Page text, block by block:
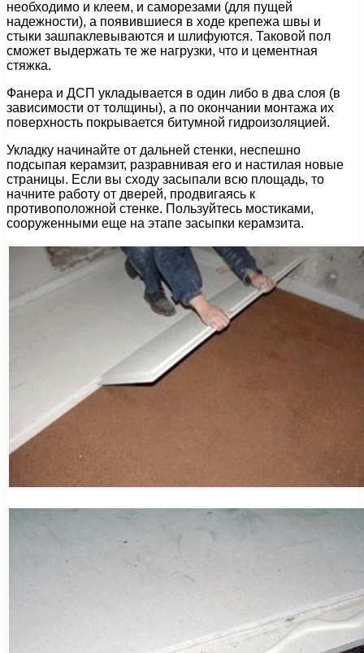
необходимо и клеем, и саморезами (для пущей
надежности), а появившиеся в ходе крепежа швы и
стыки зашпаклевываются и шлифуются. Таковой пол
сможет выдержать те же нагрузки, что и цементная
стяжка.
Фанера и ДСП укладывается в один либо в два слоя (в
зависимости от толщины), а по окончании монтажа их
поверхность покрывается битумной гидроизоляцией.
Укладку начинайте от дальней стенки, неспешно
подсыпая керамзит, разравнивая его и настилая новые
страницы. Если вы сходу засыпали всю площадь, то
начните работу от дверей, продвигаясь к
противоположной стенке. Пользуйтесь мостиками,
сооруженными еще на этапе засыпки керамзита.